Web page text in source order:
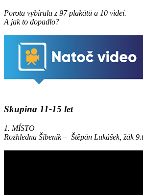
Porota vybírala z 97 plakátů a 10 videí.
A jak to dopadlo?
Skupina 11-15 let
1. MÍSTO
Rozhledna Šibeník – Štěpán Lukášek, žák